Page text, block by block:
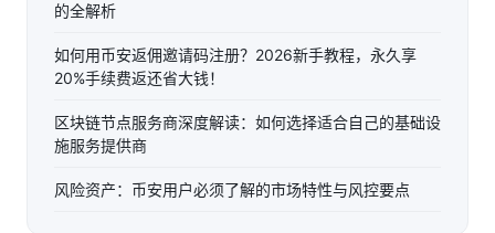
的全解析
如何用币安返佣邀请码注册？2026新手教程，永久享
20%手续费返还省大钱！
区块链节点服务商深度解读：如何选择适合自己的基础设
施服务提供商
风险资产：币安用户必须了解的市场特性与风控要点